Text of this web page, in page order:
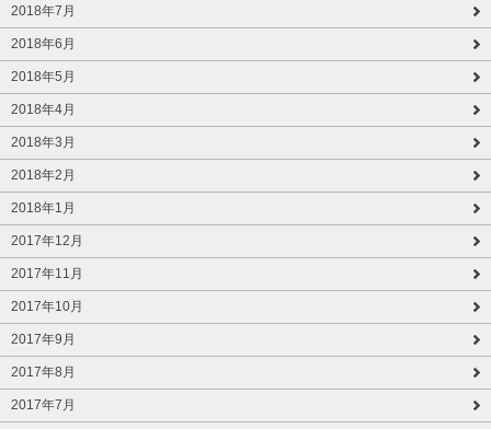
2018年7月
2018年6月
2018年5月
2018年4月
2018年3月
2018年2月
2018年1月
2017年12月
2017年11月
2017年10月
2017年9月
2017年8月
2017年7月